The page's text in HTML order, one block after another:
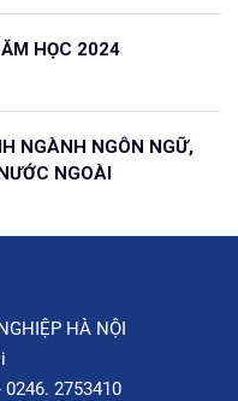
HỌC 2024
NGÀNH NGÔN NGỮ,
NGOÀI
HÀ NỘI
0246. 2753410